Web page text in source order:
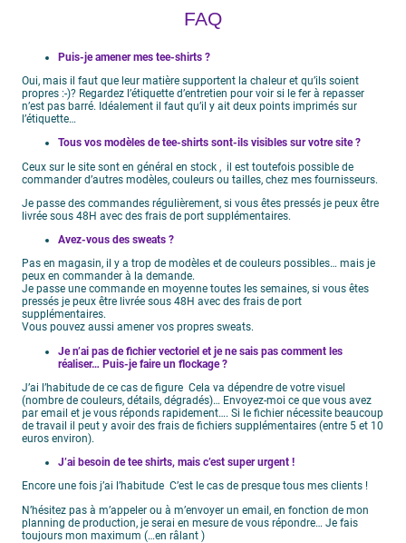
FAQ
Puis-je amener mes tee-shirts ?
Oui, mais il faut que leur matière supportent la chaleur et qu’ils soient
propres :-)? Regardez l’étiquette d’entretien pour voir si le fer à repasser
n’est pas barré. Idéalement il faut qu’il y ait deux points imprimés sur
l’étiquette…
Tous vos modèles de tee-shirts sont-ils visibles sur votre site ?
Ceux sur le site sont en général en stock , il est toutefois possible de
commander d’autres modèles, couleurs ou tailles, chez mes fournisseurs.
Je passe des commandes régulièrement, si vous êtes pressés je peux être
livrée sous 48H avec des frais de port supplémentaires.
Avez-vous des sweats ?
Pas en magasin, il y a trop de modèles et de couleurs possibles… mais je
peux en commander à la demande.
Je passe une commande en moyenne toutes les semaines, si vous êtes
pressés je peux être livrée sous 48H avec des frais de port
supplémentaires.
Vous pouvez aussi amener vos propres sweats.
Je n’ai pas de fichier vectoriel et je ne sais pas comment les
réaliser… Puis-je faire un flockage ?
J’ai l’habitude de ce cas de figure Cela va dépendre de votre visuel
(nombre de couleurs, détails, dégradés)… Envoyez-moi ce que vous avez
par email et je vous réponds rapidement…. Si le fichier nécessite beaucoup
de travail il peut y avoir des frais de fichiers supplémentaires (entre 5 et 10
euros environ).
J’ai besoin de tee shirts, mais c’est super urgent !
Encore une fois j’ai l’habitude C’est le cas de presque tous mes clients !
N’hésitez pas à m’appeler ou à m’envoyer un email, en fonction de mon
planning de production, je serai en mesure de vous répondre… Je fais
toujours mon maximum (…en râlant )